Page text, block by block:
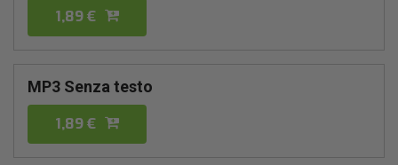
1,89 €
MP3 Senza testo
1,89 €